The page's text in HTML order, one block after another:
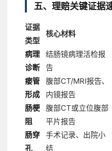
五、理赔关键证据
证据
类型
核心材料
病理
诊断
结肠镜病理活检报
告
瘘管
形成
腹部CT/MRI报告、
内镜报告
肠梗
阻
腹部CT或立位腹部
平片报告
肠穿
孔
手术记录、出院小
结